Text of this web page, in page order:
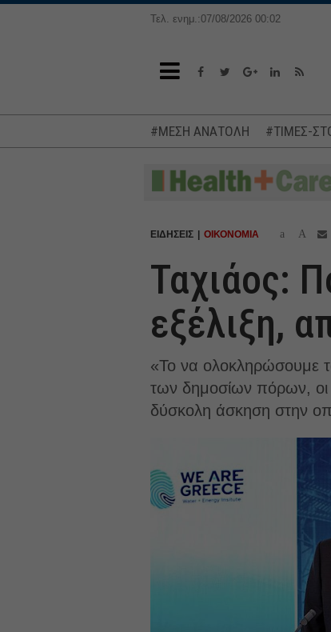
Τελ. ενημ.:07/08/2026 00:02
#ΜΕΣΗ ΑΝΑΤΟΛΗ #ΤΙΜΕΣ-
ΕΙΔΗΣΕΙΣ ΟΙΚΟΝΟΜΙΑ a A
Ταχιάος:
εξέλιξη,
«Το να ολοκληρώσουμε
των δημοσίων πόρων, οι
δύσκολη άσκηση στην